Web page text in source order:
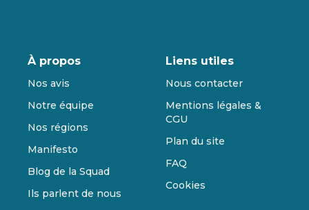
À propos
Nos avis
Notre équipe
Nos régions
Manifesto
Blog de la Squad
Ils parlent de nous
Liens utiles
Nous contacter
Mentions légales &
CGU
Plan du site
FAQ
Cookies